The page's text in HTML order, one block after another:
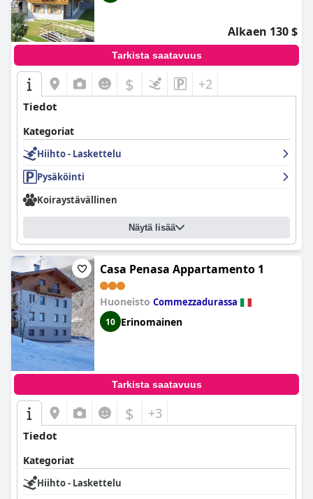
Alkaen 130 $
Tarkista saatavuus
$ +2
Tiedot
Kategoriat
Hiihto - Laskettelu
Pysäköinti
Koiraystävällinen
Näytä lisää
Casa Penasa Appartamento 1
Huoneisto Commezzadurassa
10 Erinomainen
Tarkista saatavuus
$ +3
Tiedot
Kategoriat
Hiihto - Laskettelu